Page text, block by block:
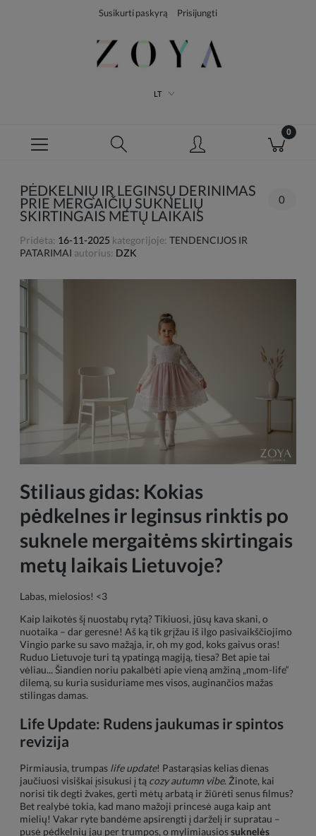
Susikurti paskyrą Prisijungti
LT
PĖDKELNIŲ IR LEGINSŲ DERINIMAS
PRIE MERGAIČIŲ SUKNELIŲ
SKIRTINGAIS METŲ LAIKAIS
0
Pridėta: 16-11-2025 kategorijoje: TENDENCIJOS IR
PATARIMAI autorius: DZK
Stiliaus gidas: Kokias
pėdkelnes ir leginsus rinktis po
suknele mergaitėms skirtingais
metų laikais Lietuvoje?
Labas, mielosios! <3
Kaip laikotės šį nuostabų rytą? Tikiuosi, jūsų kava skani, o
nuotaika – dar geresnė! Aš ką tik grįžau iš ilgo pasivaikščiojimo
Vingio parke su savo mažąja, ir, oh my god, koks gaivus oras!
Ruduo Lietuvoje turi tą ypatingą magiją, tiesa? Bet apie tai
vėliau... Šiandien noriu pakalbėti apie vieną amžiną „mom-life“
dilemą, su kuria susiduriame mes visos, auginančios mažas
stilingas damas.
Life Update: Rudens jaukumas ir spintos
revizija
Pirmiausia, trumpas life update! Pastarąsias kelias dienas
jaučiuosi visiškai įsisukusi į tą cozy autumn vibe. Žinote, kai
norisi tik degti žvakes, gerti mėtų arbatą ir žiūrėti senus filmus?
Bet realybė tokia, kad mano mažoji princesė auga kaip ant
mielių! Vakar ryte bandėme apsirengti į darželį ir supratau –
pusė pėdkelnių jau per trumpos, o mylimiausiossuknelės